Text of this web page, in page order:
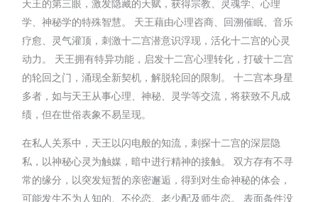
天王的第三眼，激发隐藏的天赋，获得宗教、灵魂学、心理
学、神秘学的特殊智慧。 天王藉由心理咨商、回溯催眠、音乐
疗愈、灵气灌顶，刺激十二宫潜意识浮现，活化十二宫的心灵
动力。 天王拥有特异功能，启发十二宫心理转化，打破十二宫
的轮回之门，涌现全新契机，解脱轮回的限制。 十二宫本身星
多者，如与天王从事心理、神秘、灵学等交流，将获致不凡成
绩，但在世俗表象不易呈现。
在私人关系中，天王以闪电般的知流，刺探十二宫的深层隐
私，以神秘心灵为触媒，暗中进行精神的接触。 双方存有不寻
常的缘分，以突发短暂的亲密邂逅，得到对生命神秘的体会，
可能发生不为人知的、不伦恋、老少配及师生恋。 表面条件没